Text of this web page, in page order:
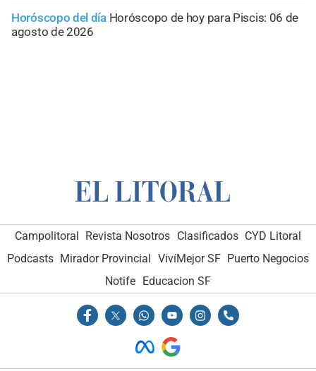
Horóscopo del día Horóscopo de hoy para Piscis: 06 de
agosto de 2026
Campolitoral Revista Nosotros Clasificados CYD Litoral
Podcasts Mirador Provincial VivíMejor SF Puerto Negocios
Notife Educacion SF